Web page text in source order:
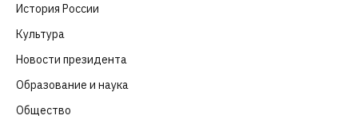
История России
Культура
Новости президента
Образование и наука
Общество